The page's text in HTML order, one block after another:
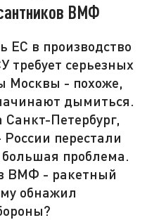
ВМФ
ЕС в производство
требует серьезных
Москвы - похоже,
дымиться.
Петербург,
перестали
проблема.
ВМФ - ракетный
обнажил